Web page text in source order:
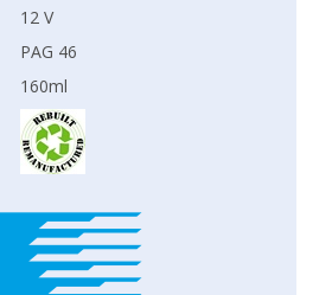
12 V
PAG 46
160ml